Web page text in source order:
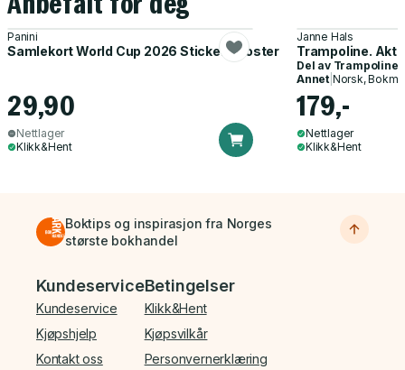
Panini
Samlekort World Cup 2026 Sticker Booster
29,90
Nettlager
Klikk&Hent
Janne Hals
Trampoline.
Del av Trampoline
Annet| Norsk,
179,-
Nettlager
Klikk&Hent
Boktips og inspirasjon fra Norges
største bokhandel
Bunnmeny
Kundeservice
Kundeservice
Kjøpshjelp
Kontakt oss
Betingelser
Klikk&Hent
Kjøpsvilkår
Personvernerklæring